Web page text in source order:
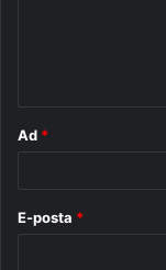
Ad *
E-posta *